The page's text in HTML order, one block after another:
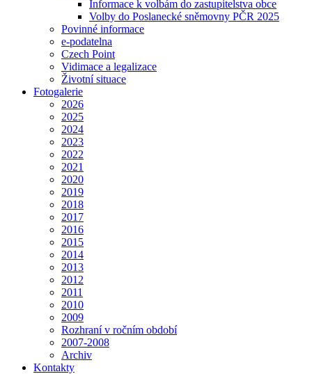
Informace k volbám do zastupitelstva obce
Volby do Poslanecké sněmovny PČR 2025
Povinné informace
e-podatelna
Czech Point
Vidimace a legalizace
Životní situace
Fotogalerie
2026
2025
2024
2023
2022
2021
2020
2019
2018
2017
2016
2015
2014
2013
2012
2011
2010
2009
Rozhraní v ročním období
2007-2008
Archiv
Kontakty